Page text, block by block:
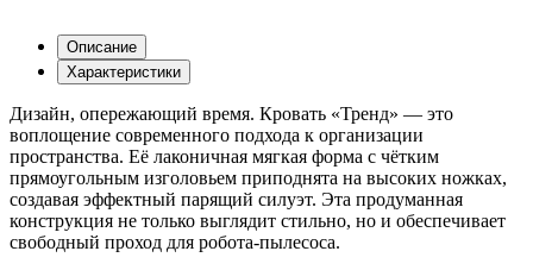
Описание
Характеристики
Дизайн, опережающий время. Кровать «Тренд» — это
воплощение современного подхода к организации
пространства. Её лаконичная мягкая форма с чётким
прямоугольным изголовьем приподнята на высоких ножках,
создавая эффектный парящий силуэт. Эта продуманная
конструкция не только выглядит стильно, но и обеспечивает
свободный проход для робота-пылесоса.